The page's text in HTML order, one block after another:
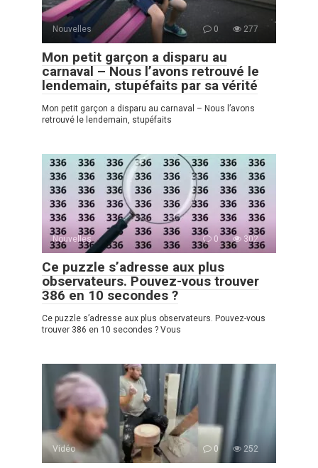
Nouvelles 0 277
Mon petit garçon a disparu au
carnaval – Nous l’avons retrouvé le
lendemain, stupéfaits par sa vérité
Mon petit garçon a disparu au carnaval – Nous l’avons
retrouvé le lendemain, stupéfaits
Nouvelles 0 302
Ce puzzle s’adresse aux plus
observateurs. Pouvez-vous trouver
386 en 10 secondes ?
Ce puzzle s’adresse aux plus observateurs. Pouvez-vous
trouver 386 en 10 secondes ? Vous
Vidéo 0 252